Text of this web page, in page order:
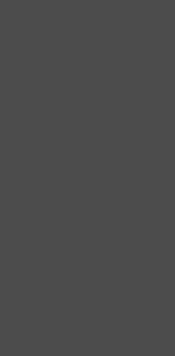
ausführliches
wir dich in den